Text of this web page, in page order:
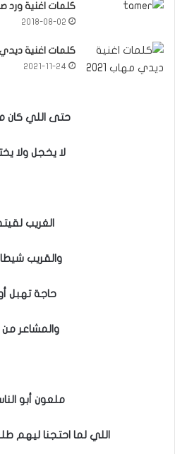
كلمات اغنية ورد
2018-08-02
كلمات اغنية ديدي
2021-11-24
حتى اللي كان
لا يخجل ولا
الغريب
والقريب
حاجة تهبل
والمشاعر من
ملعون أبو
اللي لما احتجنا ليهم